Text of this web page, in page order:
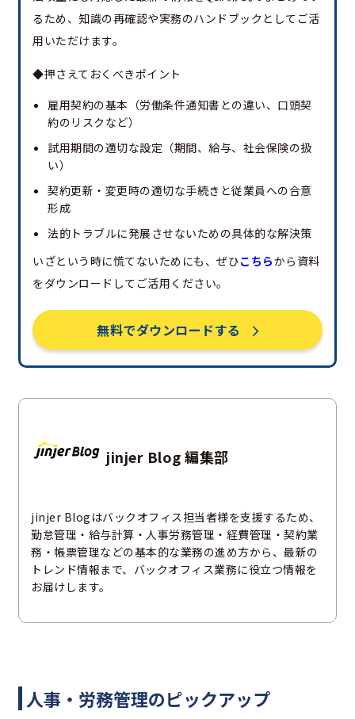
るため、知識の再確認や実務のハンドブックとしてご活
用いただけます。
◆押さえておくべきポイント
雇用契約の基本（労働条件通知書との違い、口頭契
約のリスクなど）
試用期間の適切な設定（期間、給与、社会保険の扱
い）
契約更新・変更時の適切な手続きと従業員への合意
形成
法的トラブルに発展させないための具体的な解決策
いざという時に慌てないためにも、ぜひこちらから資料
をダウンロードしてご活用ください。
無料でダウンロードする
jinjer Blog 編集部
jinjer Blogはバックオフィス担当者様を支援するため、
勤怠管理・給与計算・人事労務管理・経費管理・契約業
務・帳票管理などの基本的な業務の進め方から、最新の
トレンド情報まで、バックオフィス業務に役立つ情報を
お届けします。
人事・労務管理のピックアップ